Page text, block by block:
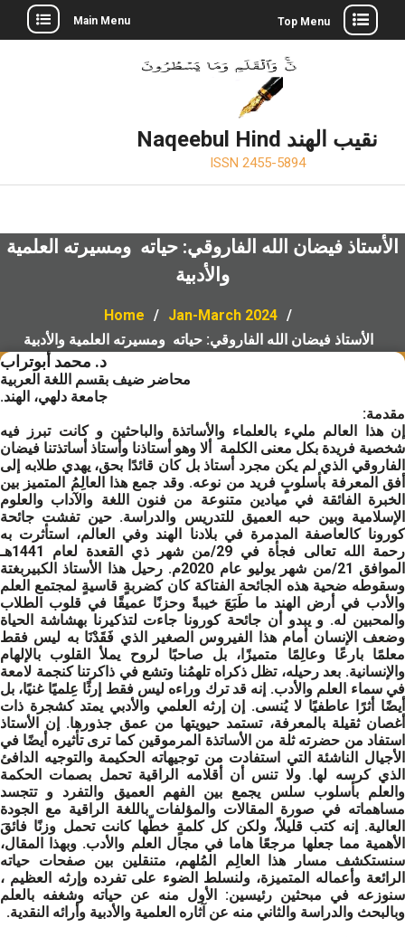
Skip
to
Main Menu Top Menu
TwitterFacebook
LinkedIn
Naqeebul Hind نقيب الهند
ISSN 2455-5894
الأستاذ فيضان الله الفاروقي: حياته ومسيرته العلمية
والأدبية
Home
Jan-March 2024
الأستاذ فيضان الله الفاروقي: حياته ومسيرته العلمية والأدبية
د. محمد أبوتراب
محاضر ضيف بقسم اللغة العربية
جامعة دلهي، الهند.
مقدمة:
إن هذا العالم مليء بالعلماء والأساتذة والباحثين و كانت تبرز فيه
شخصية فريدة بكل معنى الكلمة ألا وهو أستاذنا وأستاذ أساتذتنا فيضان
الفاروقي الذي لم يكن مجرد أستاذ بل كان قائدًا بحق، يهدي طلابه إلى
أفق المعرفة بأسلوبٍ فريد من نوعه. وقد جمع هذا العالِمُ المتميز بين
الخبرة الفائقة في ميادين متنوعة من فنون اللغة والآداب والعلوم
الإسلامية وبين حبه العميق للتدريس والدراسة. حين تفشت جائحة
كورونا كالعاصفة المدمرة في بلادنا الهند وفي العالم، استأثرت به
رحمة الله تعالى فجأة في 29/من شهر ذي القعدة لعام 1441هـ
الموافق 21/من شهر يوليو عام 2020م. رحيل هذا الأستاذ الكبيربغتة
وسقوطه ضحية هذه الجائحة الفتاكة كان كضربةٍ قاسيةٍ لمجتمع العلم
والأدب في أرض الهند ما طَبَعَ خيبةً وحزنًا عميقًا في قلوب الطلاب
والمحبين له. و يبدو أن جائحة كورونا جاءت لتذكيرنا بهشاشة الحياة
وضعف الإنسان أمام هذا الفيروس الصغير الذي فَقَدْنَا به ليس فقط
معلمًا بارعًا وعالِمًا متميزًا، بل صاحبًا لروح يملأ القلوب بالإلهام
والإنسانية. بعد رحيله، تظل ذكراه تلهمُنا وتشع في ذاكرتنا كنجمة لامعة
في سماء العلم والأدب. إنه قد ترك وراءه ليس فقط إرثًا عِلميًا غنيًا، بل
أيضًا أثرًا عاطفيًا لا يُنسى. إن إرثه العلمي والأدبي يمتد كشجرة ذات
أغصان ثقيلة بالمعرفة، تستمد حيويتها من عمق جذورها. إن الأستاذ
استفاد من حضرته ثلة من الأساتذة المرموقين كما ترى تأثيره أيضًا في
الأجيال الناشئة التي استفادت من توجيهاته الحكيمة والتوجيه الدافئ
الذي كرسه لها. ولا تنس أن أقلامه الراقية تحمل بصمات الحكمة
والعلم بأسلوب سلس يجمع بين الفهم العميق والتفرد و تتجسد
مساهماته في صورة المقالات والمؤلفات باللغة الراقية مع الجودة
العالية. إنه كتب قليلاً، ولكن كل كلمةٍ خطّها كانت تحمل وزنًا فائقَ
الأهمية مما جعلها مرجعًا هاما في مجال العلم والأدب. وبهذا المقال،
سنستكشف مسار هذا العالِم المُلهم، متنقلين بين صفحات حياته
الرائعة وأعماله المتميزة، ولنسلط الضوء على تفرده وإرثه العظيم ،
سنوزعه في مبحثين رئيسين: الأول منه عن حياته وشغفه بالعلم
وبالبحث والدراسة والثاني منه عن آثاره العلمية والأدبية وأرائه النقدية.